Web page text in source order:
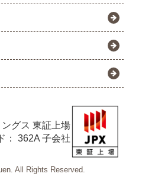
グス 東証上場
： 362A 子会社
All Rights Reserved.